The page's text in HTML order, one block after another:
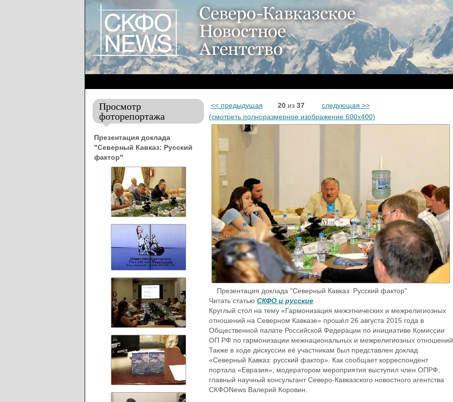
Просмотр
фоторепортажа
Презентация доклада
"Северный Кавказ: Русский
фактор"
<< предыдущая 20 из 37
следующая >>
(смотреть полноразмерное изображение 600x400)
Презентация доклада "Северный Кавказ: Русский фактор"
Читать статью СКФО и русские
Круглый стол на тему «Гармонизация межэтнических и межрелигиозных
отношений на Северном Кавказе» прошёл 26 августа 2015 года в
Общественной палате Российской Федерации по инициативе Комиссии
ОП РФ по гармонизации межнациональных и межрелигиозных отношений.
Также в ходе дискуссии её участникам был представлен доклад
«Северный Кавказ: русский фактор». Как сообщает корреспондент
портала «Евразия», модератором мероприятия выступил член ОПРФ,
главный научный консультант Северо-Кавказского новостного агентства
СКФОNews Валерий Коровин.